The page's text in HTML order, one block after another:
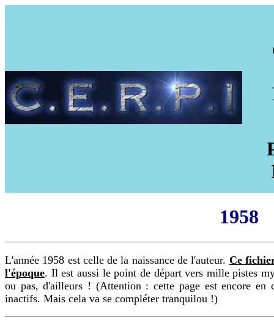
1958
L'année 1958 est celle de la naissance de l'auteur. Ce
l'époque. Il est aussi le point de départ vers mille pistes
ou pas, d'ailleurs ! (Attention : cette page est encore en
inactifs. Mais cela va se compléter tranquilou !)